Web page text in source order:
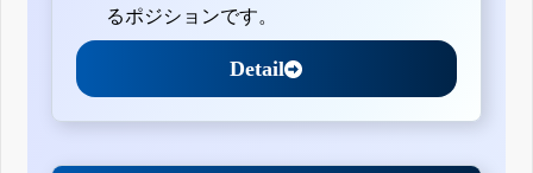
るポジションです。
Detail